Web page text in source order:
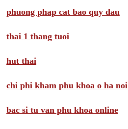
phuong phap cat bao quy dau
thai 1 thang tuoi
hut thai
chi phi kham phu khoa o ha noi
bac si tu van phu khoa online